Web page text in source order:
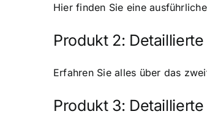
Hier finden Sie eine
Produkt 2:
Erfahren Sie alles über das
Produkt 3: